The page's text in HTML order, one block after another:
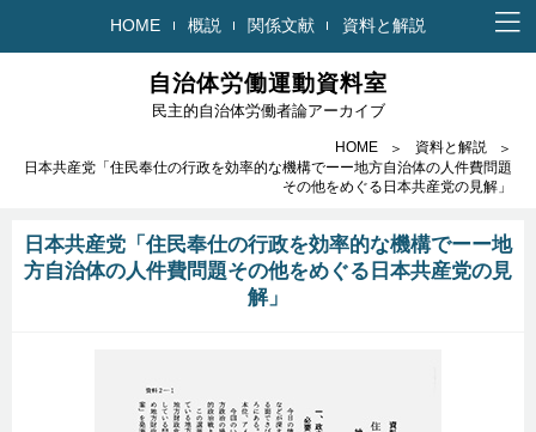
HOME 概説 関係文献 資料と解説
自治体労働運動資料室
民主的自治体労働者論アーカイブ
HOME
資料と解説
日本共産党「住民奉仕の行政を効率的な機構でーー地方自治体の人件費問題
その他をめぐる日本共産党の見解」
日本共産党「住民奉仕の行政を効率的な機構でーー地
方自治体の人件費問題その他をめぐる日本共産党の見
解」